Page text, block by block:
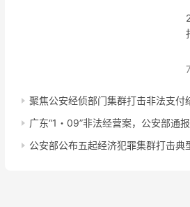
聚焦公安经侦部门集群打击非法支付
广东“1・09”非法经营案，公安部通
公安部公布五起经济犯罪集群打击典